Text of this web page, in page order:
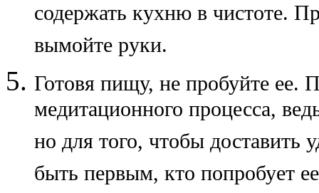
содержать кухню в чистоте.
вымойте руки.
Готовя пищу, не пробуйте ее.
медитационного процесса,
но для того, чтобы
быть первым, кто попробует